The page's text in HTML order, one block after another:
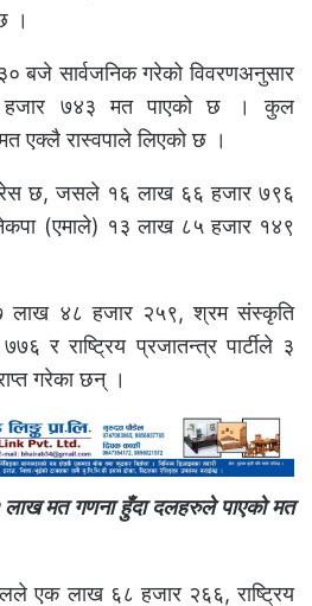
।
बजे सार्वजनिक गरेको विवरणअनुसार
हजार ७४३ मत पाएको छ । कुल
एक्लै रास्वपाले लिएको छ ।
छ, जसले १६ लाख ६६ हजार ७९६
(एमाले) १३ लाख ८५ हजार १४९
७ लाख ४८ हजार २५९, श्रम संस्कृति
र राष्ट्रिय प्रजातन्त्र पार्टीले ३
गरेका छन् ।
लाख मत गणना हुँदा दलहरुले पाएको मत
एक लाख ६८ हजार २६६, राष्ट्रिय